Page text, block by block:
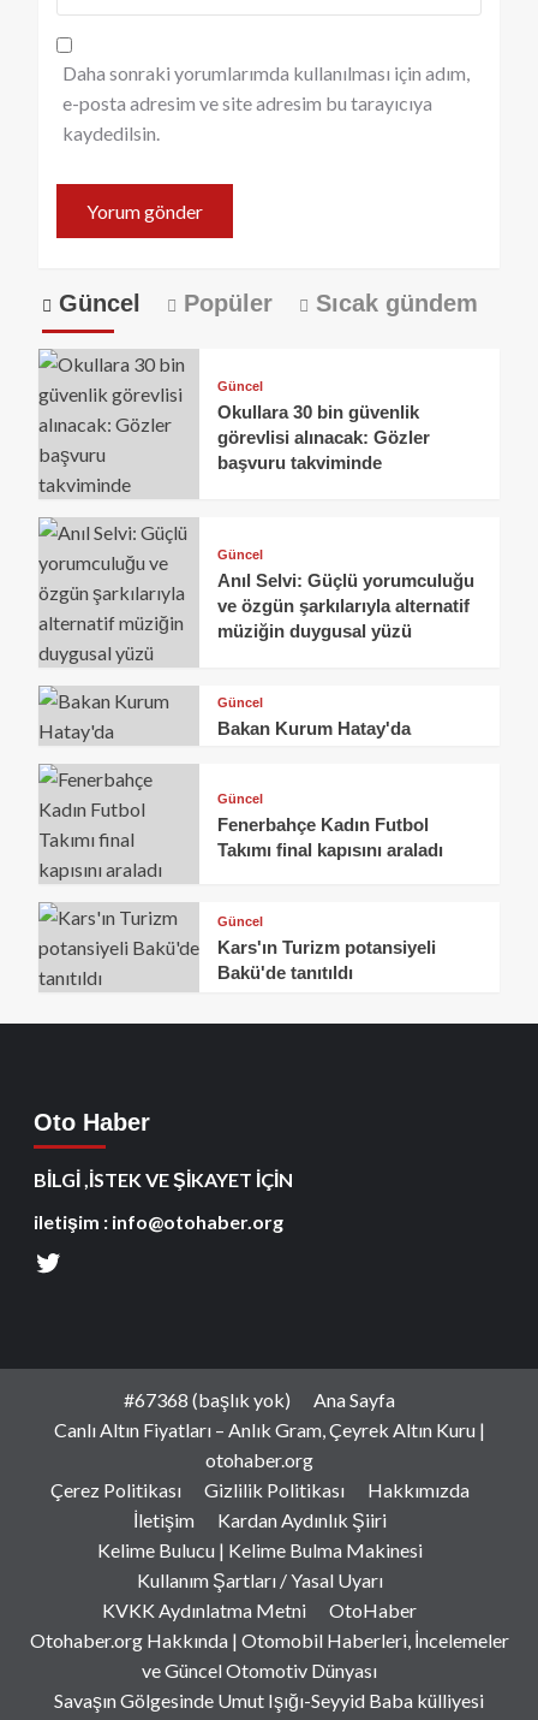
Daha sonraki yorumlarımda kullanılması için adım,
e-posta adresim ve site adresim bu tarayıcıya
kaydedilsin.
Güncel Popüler Sıcak gündem
Güncel
Okullara 30 bin güvenlik
görevlisi alınacak: Gözler
başvuru takviminde
Güncel
Anıl Selvi: Güçlü yorumculuğu
ve özgün şarkılarıyla alternatif
müziğin duygusal yüzü
Güncel
Bakan Kurum Hatay'da
Güncel
Fenerbahçe Kadın Futbol
Takımı final kapısını araladı
Güncel
Kars'ın Turizm potansiyeli
Bakü'de tanıtıldı
Oto Haber
BİLGİ ,İSTEK VE ŞİKAYET İÇİN
iletişim : info@otohaber.org
#67368 (başlık yok)
Ana Sayfa
Canlı Altın Fiyatları – Anlık Gram, Çeyrek Altın Kuru |
otohaber.org
Çerez Politikası
Gizlilik Politikası
Hakkımızda
İletişim
Kardan Aydınlık Şiiri
Kelime Bulucu | Kelime Bulma Makinesi
Kullanım Şartları / Yasal Uyarı
KVKK Aydınlatma Metni
OtoHaber
Otohaber.org Hakkında | Otomobil Haberleri, İncelemeler
ve Güncel Otomotiv Dünyası
Savaşın Gölgesinde Umut Işığı-Seyyid Baba külliyesi